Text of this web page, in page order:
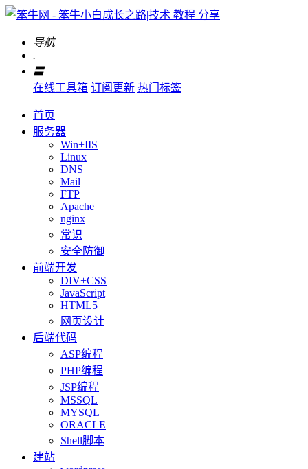
导航
.
〓
在线工具箱 订阅更新 热门标签
首页
服务器
Win+IIS
Linux
DNS
Mail
FTP
Apache
nginx
常识
安全防御
前端开发
DIV+CSS
JavaScript
HTML5
网页设计
后端代码
ASP编程
PHP编程
JSP编程
MSSQL
MYSQL
ORACLE
Shell脚本
建站